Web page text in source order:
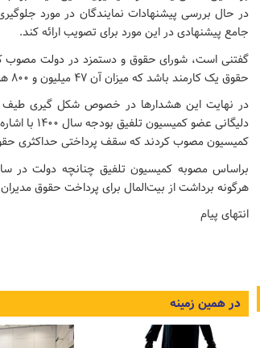
در حال بررسی پیشنهادات نمایندگان در مورد
جامع پیشنهادی در این مورد برای تصویب ارائه کند.
حقوق یک کارمند باشد که میزان آن ۴۷ میلیون و ۸۰۰ هزار تومان می‌شود.
در نهایت این هشدارها در خصوص شکل گیری طیف
دلیگانی
کمیسیون مصوب کردند که سقف پرداختی حداکثری حقوق در دولت
براساس مصوبه کمیسیون تلفیق چنانچه دولت در
هرگونه برداشت از بیت‌المال برای پرداخت حقوق
انتهای پیام
در همین زمینه